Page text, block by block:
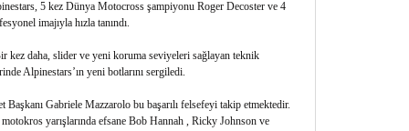
5 kez Dünya Motocross şampiyonu Roger Decoster ve 4
imajıyla hızla tanındı.
kez daha, slider ve yeni koruma seviyeleri sağlayan teknik
Alpinestars’ın yeni botlarını sergiledi.
Gabriele Mazzarolo bu başarılı felsefeyi takip etmektedir.
yarışlarında efsane Bob Hannah , Ricky Johnson ve